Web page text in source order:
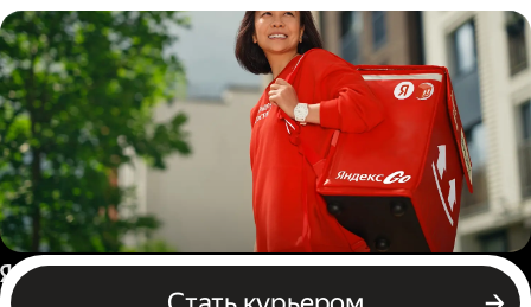
Водитель
грузовой машины
Пеший курьер Россия